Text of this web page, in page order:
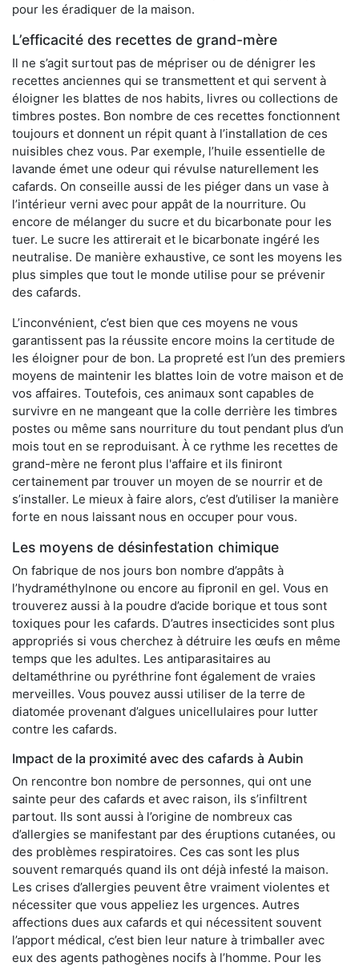
pour les éradiquer de la maison.
L’efficacité des recettes de grand-mère
Il ne s’agit surtout pas de mépriser ou de dénigrer les
recettes anciennes qui se transmettent et qui servent à
éloigner les blattes de nos habits, livres ou collections de
timbres postes. Bon nombre de ces recettes fonctionnent
toujours et donnent un répit quant à l’installation de ces
nuisibles chez vous. Par exemple, l’huile essentielle de
lavande émet une odeur qui révulse naturellement les
cafards. On conseille aussi de les piéger dans un vase à
l’intérieur verni avec pour appât de la nourriture. Ou
encore de mélanger du sucre et du bicarbonate pour les
tuer. Le sucre les attirerait et le bicarbonate ingéré les
neutralise. De manière exhaustive, ce sont les moyens les
plus simples que tout le monde utilise pour se prévenir
des cafards.
L’inconvénient, c’est bien que ces moyens ne vous
garantissent pas la réussite encore moins la certitude de
les éloigner pour de bon. La propreté est l’un des premiers
moyens de maintenir les blattes loin de votre maison et de
vos affaires. Toutefois, ces animaux sont capables de
survivre en ne mangeant que la colle derrière les timbres
postes ou même sans nourriture du tout pendant plus d’un
mois tout en se reproduisant. À ce rythme les recettes de
grand-mère ne feront plus l'affaire et ils finiront
certainement par trouver un moyen de se nourrir et de
s’installer. Le mieux à faire alors, c’est d’utiliser la manière
forte en nous laissant nous en occuper pour vous.
Les moyens de désinfestation chimique
On fabrique de nos jours bon nombre d’appâts à
l’hydraméthylnone ou encore au fipronil en gel. Vous en
trouverez aussi à la poudre d’acide borique et tous sont
toxiques pour les cafards. D’autres insecticides sont plus
appropriés si vous cherchez à détruire les œufs en même
temps que les adultes. Les antiparasitaires au
deltaméthrine ou pyréthrine font également de vraies
merveilles. Vous pouvez aussi utiliser de la terre de
diatomée provenant d’algues unicellulaires pour lutter
contre les cafards.
Impact de la proximité avec des cafards à Aubin
On rencontre bon nombre de personnes, qui ont une
sainte peur des cafards et avec raison, ils s’infiltrent
partout. Ils sont aussi à l’origine de nombreux cas
d’allergies se manifestant par des éruptions cutanées, ou
des problèmes respiratoires. Ces cas sont les plus
souvent remarqués quand ils ont déjà infesté la maison.
Les crises d’allergies peuvent être vraiment violentes et
nécessiter que vous appeliez les urgences. Autres
affections dues aux cafards et qui nécessitent souvent
l’apport médical, c’est bien leur nature à trimballer avec
eux des agents pathogènes nocifs à l’homme. Pour les